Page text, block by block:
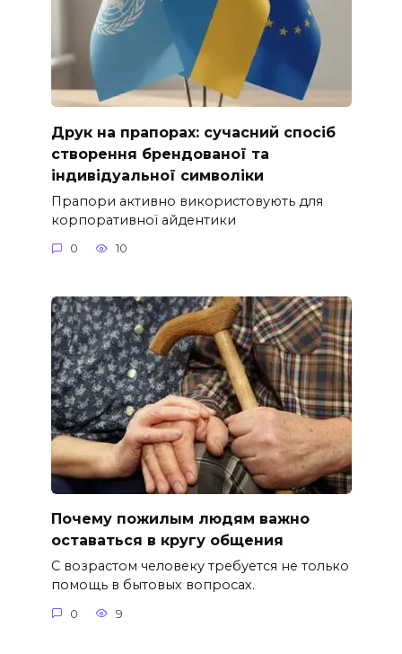
Друк на прапорах: сучасний спосіб
створення брендованої та
індивідуальної символіки
Прапори активно використовують для
корпоративної айдентики
0 10
Почему пожилым людям важно
оставаться в кругу общения
С возрастом человеку требуется не только
помощь в бытовых вопросах.
0 9